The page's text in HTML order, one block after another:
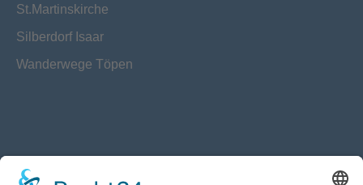
St.Martinskirche
Silberdorf Isaar
Wanderwege Töpen